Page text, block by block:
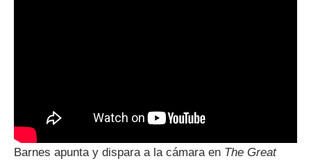
Barnes apunta y dispara a la cámara en The Great